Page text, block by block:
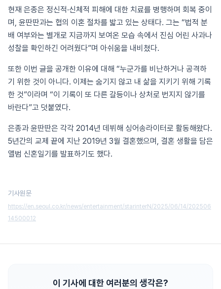
현재 은종은 정신적·신체적 피해에 대한 치료를 병행하며 회복 중이
며, 윤딴딴과는 협의 이혼 절차를 밟고 있는 상태다. 그는 “법적 분
배 여부와는 별개로 지금까지 보여온 모습 속에서 진심 어린 사과나
성찰을 확인하긴 어려웠다”며 아쉬움을 내비쳤다.
또한 이번 글을 공개한 이유에 대해 “누군가를 비난하거나 공격하
기 위한 것이 아니다. 이제는 숨기지 않고 내 삶을 지키기 위해 기록
한 것”이라며 “이 기록이 또 다른 갈등이나 상처로 번지지 않기를
바란다”고 덧붙였다.
은종과 윤딴딴은 각각 2014년 데뷔해 싱어송라이터로 활동해왔다.
5년간의 교제 끝에 지난 2019년 3월 결혼했으며, 결혼 생활을 담은
앨범 신혼일기를 발표하기도 했다.
기사원문
https://en.seoul.co.kr/news/entertainment/starinterN/2025/06/14/202506
14500012
이 기사에 대한 여러분의 생각은?